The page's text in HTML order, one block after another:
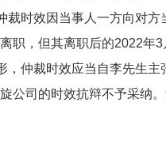
时效因当事人一方向对方
职，但其离职后的2022年
仲裁时效应当自李先生
司的时效抗辩不予采纳。